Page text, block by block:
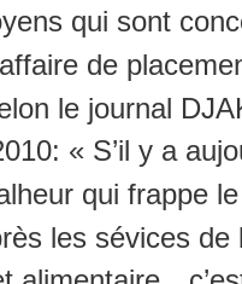
qui sont
de
le journal
« S’il y a
qui frappe
les sévices de